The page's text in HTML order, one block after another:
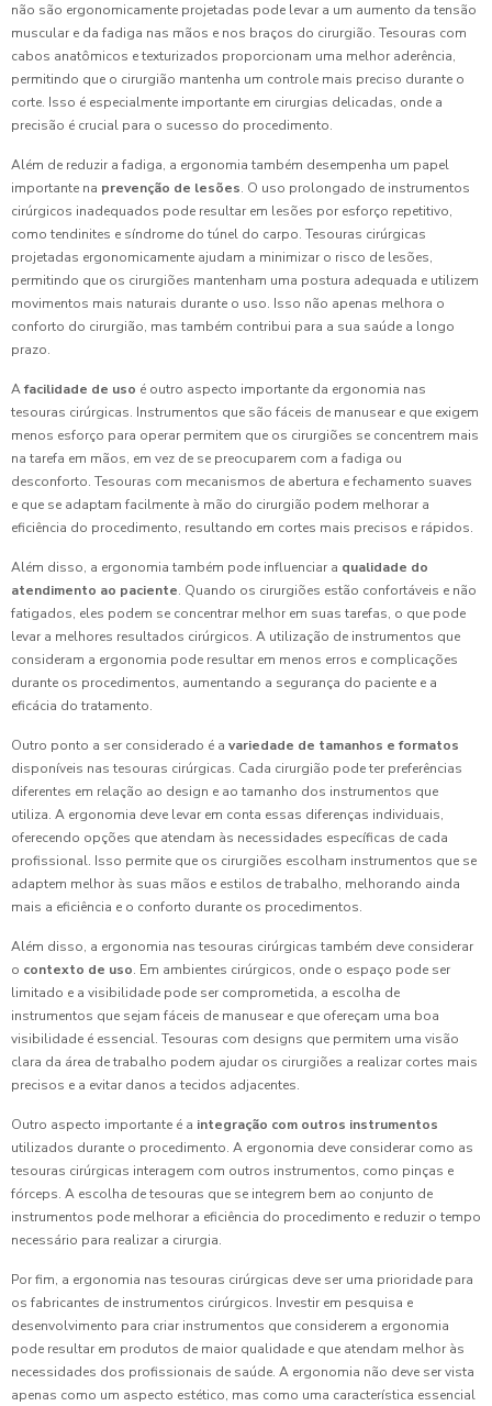
não são ergonomicamente projetadas pode levar a um aumento da tensão
muscular e da fadiga nas mãos e nos braços do cirurgião. Tesouras com
cabos anatômicos e texturizados proporcionam uma melhor aderência,
permitindo que o cirurgião mantenha um controle mais preciso durante o
corte. Isso é especialmente importante em cirurgias delicadas, onde a
precisão é crucial para o sucesso do procedimento.
Além de reduzir a fadiga, a ergonomia também desempenha um papel
importante na prevenção de lesões. O uso prolongado de instrumentos
cirúrgicos inadequados pode resultar em lesões por esforço repetitivo,
como tendinites e síndrome do túnel do carpo. Tesouras cirúrgicas
projetadas ergonomicamente ajudam a minimizar o risco de lesões,
permitindo que os cirurgiões mantenham uma postura adequada e utilizem
movimentos mais naturais durante o uso. Isso não apenas melhora o
conforto do cirurgião, mas também contribui para a sua saúde a longo
prazo.
Afacilidade de uso é outro aspecto importante da ergonomia nas
tesouras cirúrgicas. Instrumentos que são fáceis de manusear e que exigem
menos esforço para operar permitem que os cirurgiões se concentrem mais
na tarefa em mãos, em vez de se preocuparem com a fadiga ou
desconforto. Tesouras com mecanismos de abertura e fechamento suaves
e que se adaptam facilmente à mão do cirurgião podem melhorar a
eficiência do procedimento, resultando em cortes mais precisos e rápidos.
Além disso, a ergonomia também pode influenciar a qualidade do
atendimento ao paciente. Quando os cirurgiões estão confortáveis e não
fatigados, eles podem se concentrar melhor em suas tarefas, o que pode
levar a melhores resultados cirúrgicos. A utilização de instrumentos que
consideram a ergonomia pode resultar em menos erros e complicações
durante os procedimentos, aumentando a segurança do paciente e a
eficácia do tratamento.
Outro ponto a ser considerado é a variedade de tamanhos e formatos
disponíveis nas tesouras cirúrgicas. Cada cirurgião pode ter preferências
diferentes em relação ao design e ao tamanho dos instrumentos que
utiliza. A ergonomia deve levar em conta essas diferenças individuais,
oferecendo opções que atendam às necessidades específicas de cada
profissional. Isso permite que os cirurgiões escolham instrumentos que se
adaptem melhor às suas mãos e estilos de trabalho, melhorando ainda
mais a eficiência e o conforto durante os procedimentos.
Além disso, a ergonomia nas tesouras cirúrgicas também deve considerar
o contexto de uso. Em ambientes cirúrgicos, onde o espaço pode ser
limitado e a visibilidade pode ser comprometida, a escolha de
instrumentos que sejam fáceis de manusear e que ofereçam uma boa
visibilidade é essencial. Tesouras com designs que permitem uma visão
clara da área de trabalho podem ajudar os cirurgiões a realizar cortes mais
precisos e a evitar danos a tecidos adjacentes.
Outro aspecto importante é a integração com outros instrumentos
utilizados durante o procedimento. A ergonomia deve considerar como as
tesouras cirúrgicas interagem com outros instrumentos, como pinças e
fórceps. A escolha de tesouras que se integrem bem ao conjunto de
instrumentos pode melhorar a eficiência do procedimento e reduzir o tempo
necessário para realizar a cirurgia.
Por fim, a ergonomia nas tesouras cirúrgicas deve ser uma prioridade para
os fabricantes de instrumentos cirúrgicos. Investir em pesquisa e
desenvolvimento para criar instrumentos que considerem a ergonomia
pode resultar em produtos de maior qualidade e que atendam melhor às
necessidades dos profissionais de saúde. A ergonomia não deve ser vista
apenas como um aspecto estético, mas como uma característica essencial